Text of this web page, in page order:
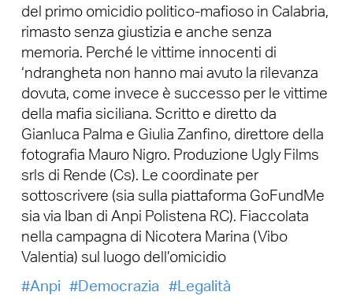
del primo omicidio politico-mafioso in Calabria,
rimasto senza giustizia e anche senza
memoria. Perché le vittime innocenti di
‘ndrangheta non hanno mai avuto la rilevanza
dovuta, come invece è successo per le vittime
della mafia siciliana. Scritto e diretto da
Gianluca Palma e Giulia Zanfino, direttore della
fotografia Mauro Nigro. Produzione Ugly Films
srls di Rende (Cs). Le coordinate per
sottoscrivere (sia sulla piattaforma GoFundMe
sia via Iban di Anpi Polistena RC). Fiaccolata
nella campagna di Nicotera Marina (Vibo
Valentia) sul luogo dell’omicidio
Anpi
Democrazia Legalità